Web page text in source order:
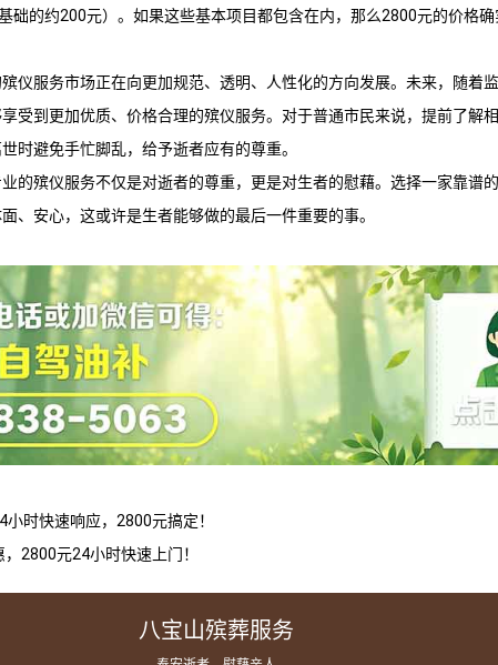
础的约200元）。如果这些基本项目都包含在内，那么2800元的价格
仪服务市场正在向更加规范、透明、人性化的方向发展。未来，随着
受到更加优质、价格合理的殡仪服务。对于普通市民来说，提前了解
时避免手忙脚乱，给予逝者应有的尊重。
的殡仪服务不仅是对逝者的尊重，更是对生者的慰藉。选择一家靠谱
、安心，这或许是生者能够做的最后一件重要的事。
时快速响应，2800元搞定！
2800元24小时快速上门！
八宝山殡葬服务